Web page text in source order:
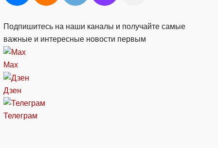
Подпишитесь на наши каналы и получайте самые
важные и интересные новости первым
Max
Дзен
Телеграм